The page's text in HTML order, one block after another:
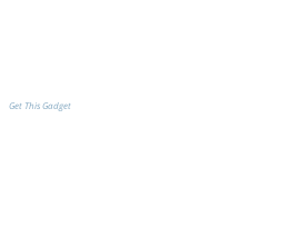
Get This Gadget